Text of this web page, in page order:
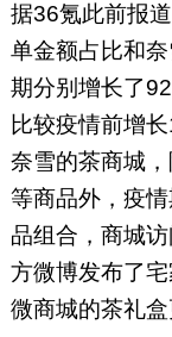
据36氪此前报
单金额占比和
期分别增长了
比较疫情前增
奈雪的茶商城
等商品外，疫
品组合，商城
方微博发布了
微商城的茶礼盒